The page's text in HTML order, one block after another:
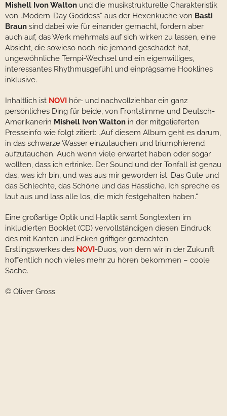
Mishell Ivon Walton und die musikstrukturelle Charakteristik
von „Modern-Day Goddess“ aus der Hexenküche von Basti
Braun sind dabei wie für einander gemacht, fordern aber
auch auf, das Werk mehrmals auf sich wirken zu lassen, eine
Absicht, die sowieso noch nie jemand geschadet hat,
ungewöhnliche Tempi-Wechsel und ein eigenwilliges,
interessantes Rhythmusgefühl und einprägsame Hooklines
inklusive.
Inhaltlich ist NOVI hör- und nachvollziehbar ein ganz
persönliches Ding für beide, von Frontstimme und Deutsch-
Amerikanerin Mishell Ivon Walton in der mitgelieferten
Presseinfo wie folgt zitiert: „Auf diesem Album geht es darum,
in das schwarze Wasser einzutauchen und triumphierend
aufzutauchen. Auch wenn viele erwartet haben oder sogar
wollten, dass ich ertrinke. Der Sound und der Tonfall ist genau
das, was ich bin, und was aus mir geworden ist. Das Gute und
das Schlechte, das Schöne und das Hässliche. Ich spreche es
laut aus und lass alle los, die mich festgehalten haben.“
Eine großartige Optik und Haptik samt Songtexten im
inkludierten Booklet (CD) vervollständigen diesen Eindruck
des mit Kanten und Ecken griffiger gemachten
Erstlingswerkes des NOVI -Duos, von dem wir in der Zukunft
hoffentlich noch vieles mehr zu hören bekommen – coole
Sache.
© Oliver Gross